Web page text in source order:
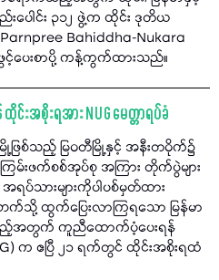
ေါင်း ၃၁၂ ဖွဲ့က ထိုင်း ဒုတိယ
းParnpree Bahiddha-Nukara
င့်ပေးစာပို့ ကန့်ကွက်ထားသည်။
င်းအစိုးရအား NUG မေတ္တာရပ်ခံ
ဖြစ်သည့် မြဝတီမြို့နှင့် အနီးတဝိုက်၌
ြမ်းဖက်စစ်အုပ်စု အကြား တိုက်ပွဲများ
ပ်သားများကိုပါပစ်မှတ်ထား
ထွက်ပြေးလာကြရသော မြန်မာ
စ်သည့်အတွက် ကူညီထောက်ပံ့ပေးရန်
က ဧပြီ ၂၁ ရက်တွင် ထိုင်းအစိုးရထံ